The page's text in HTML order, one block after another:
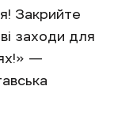
Закрийте
заходи для
—